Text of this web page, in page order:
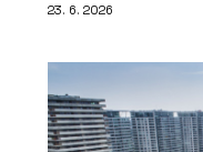
23. 6. 2026